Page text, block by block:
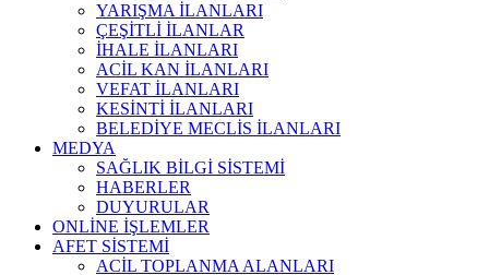
YARIŞMA İLANLARI
ÇEŞİTLİ İLANLAR
İHALE İLANLARI
ACİL KAN İLANLARI
VEFAT İLANLARI
KESİNTİ İLANLARI
BELEDİYE MECLİS İLANLARI
MEDYA
SAĞLIK BİLGİ SİSTEMİ
HABERLER
DUYURULAR
ONLİNE İŞLEMLER
AFET SİSTEMİ
ACİL TOPLANMA ALANLARI